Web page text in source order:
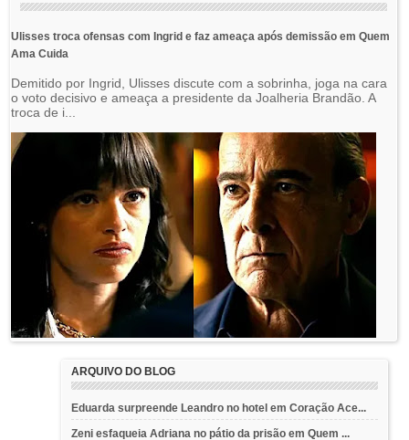
Ulisses troca ofensas com Ingrid e faz ameaça após demissão em Quem
Ama Cuida
Demitido por Ingrid, Ulisses discute com a sobrinha, joga na cara
o voto decisivo e ameaça a presidente da Joalheria Brandão. A
troca de i...
ARQUIVO DO BLOG
Eduarda surpreende Leandro no hotel em Coração Ace...
Zeni esfaqueia Adriana no pátio da prisão em Quem ...